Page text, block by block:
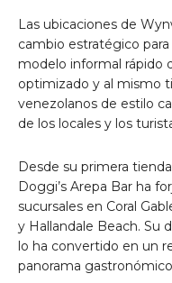
Las ubicaciones de
cambio estratégico
modelo informal rápido
optimizado y al mismo
venezolanos de estilo
de los locales y los
Desde su primera
Doggi’s Arepa Bar ha
sucursales en Coral
y Hallandale Beach. Su
lo ha convertido en un
panorama